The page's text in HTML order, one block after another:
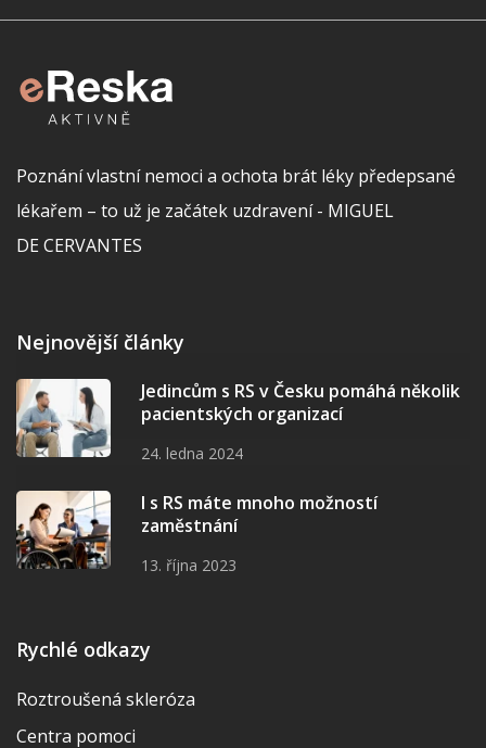
Poznání vlastní nemoci a ochota brát léky předepsané
lékařem – to už je začátek uzdravení - MIGUEL
DE CERVANTES
Nejnovější články
Jedincům s RS v Česku pomáhá několik
pacientských organizací
24. ledna 2024
I s RS máte mnoho možností
zaměstnání
13. října 2023
Rychlé odkazy
Roztroušená skleróza
Centra pomoci